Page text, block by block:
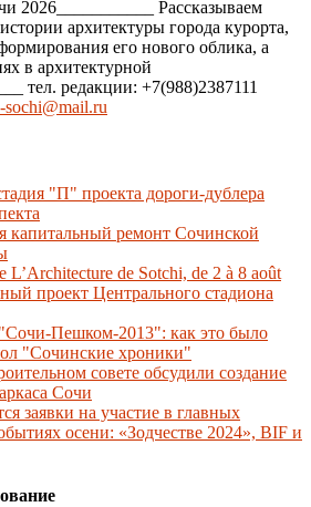
2026___________ Рассказываем
архитектуры города курорта,
его нового облика, а
в архитектурной
тел. редакции: +7(988)2387111
sochi@mail.ru
"П" проекта дороги-дублера
капитальный ремонт Сочинской
L’Architecture de Sotchi, de 2 à 8 août
проект Центрального стадиона
Пешком-2013": как это было
"Сочинские хроники"
совете обсудили создание
Сочи
заявки на участие в главных
осени: «Зодчестве 2024», BIF и